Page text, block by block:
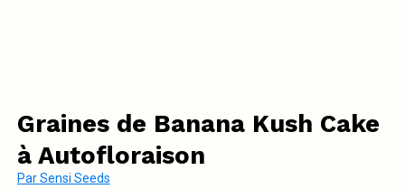
Graines de Banana Kush Cake
à Autofloraison
ParSensi Seeds